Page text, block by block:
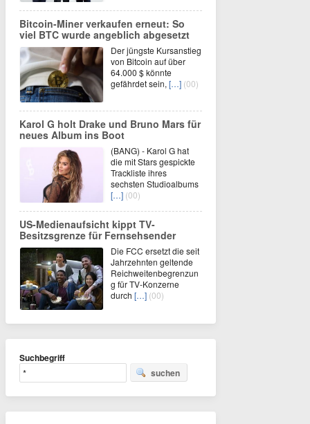
Bitcoin-Miner verkaufen erneut: So
viel BTC wurde angeblich abgesetzt
Der jüngste Kursanstieg
von Bitcoin auf über
64.000 $ könnte
gefährdet sein, […] (00)
Karol G holt Drake und Bruno Mars für
neues Album ins Boot
(BANG) - Karol G hat
die mit Stars gespickte
Trackliste ihres
sechsten Studioalbums
[…] (00)
US-Medienaufsicht kippt TV-
Besitzsgrenze für Fernsehsender
Die FCC ersetzt die seit
Jahrzehnten geltende
Reichweitenbegrenzun
g für TV-Konzerne
durch […] (00)
Suchbegriff
suchen